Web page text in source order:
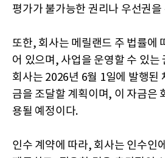
평가가 불가능한 권리나 우선권
또한, 회사는 메릴랜드 주 법률에
어 있으며, 사업을 운영할 수 있는
회사는 2026년 6월 1일에 발행된
금을 조달할 계획이며, 이 자금은
용될 예정이다.
인수 계약에 따라, 회사는 인수인